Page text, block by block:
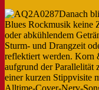
Danach
Blues Rockmusik keine
oder abkühlendem
Sturm- und Drangzeit
reflektiert werden. Korn
aufgrund der Parallelität
einer kurzen Stippvisite